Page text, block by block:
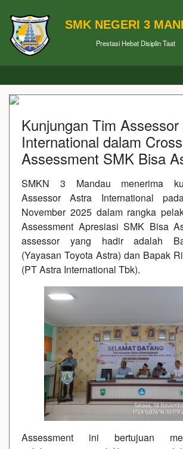
SMK NEGERI 3
Prestasi Hebat Disiplin Taat
Kunjungan Tim
International dalam Cross
Assessment SMK Bisa
SMKN 3 Mandau menerima
Assessor Astra International
November 2025 dalam rangka
Assessment Apresiasi SMK Bisa
assessor yang hadir adalah
(Yayasan Toyota Astra) dan Bapak
(PT Astra International Tbk).
Assessment ini bertujuan